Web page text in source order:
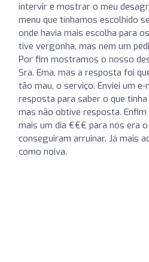
intervir e mostrar o meu
menu que tínhamos escolhido
onde havia mais escolha para
tive vergonha, mas nem um
Por fim mostramos o nosso
Sra. Ema, mas a resposta foi
tão mau, o serviço. Enviei um
resposta para saber o que
mas não obtive resposta.
mais um dia €€€ para nós era
conseguiram arruinar. Já mais
como noiva.